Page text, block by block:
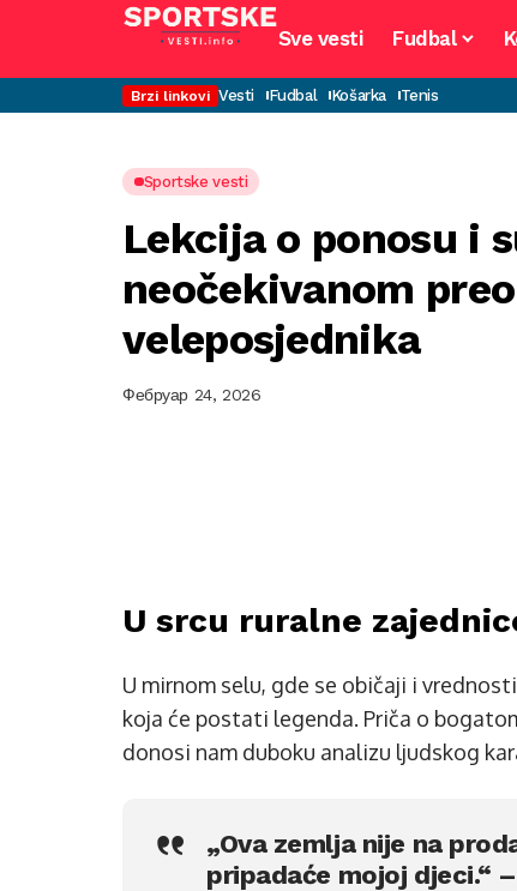
Sve vesti Fudbal
Brzi linkovi Vesti Fudbal Košarka Tenis
Sportske vesti
Lekcija o ponosu i
neočekivanom
veleposjednika
Фебруар 24, 2026
U srcu ruralne
U mirnom selu, gde se običaji i
koja će postati legenda. Priča o
donosi nam duboku analizu ljudskog
„Ova zemlja nije na
pripadaće mojoj djeci.“